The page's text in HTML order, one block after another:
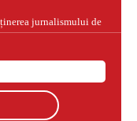
jurnalismului de